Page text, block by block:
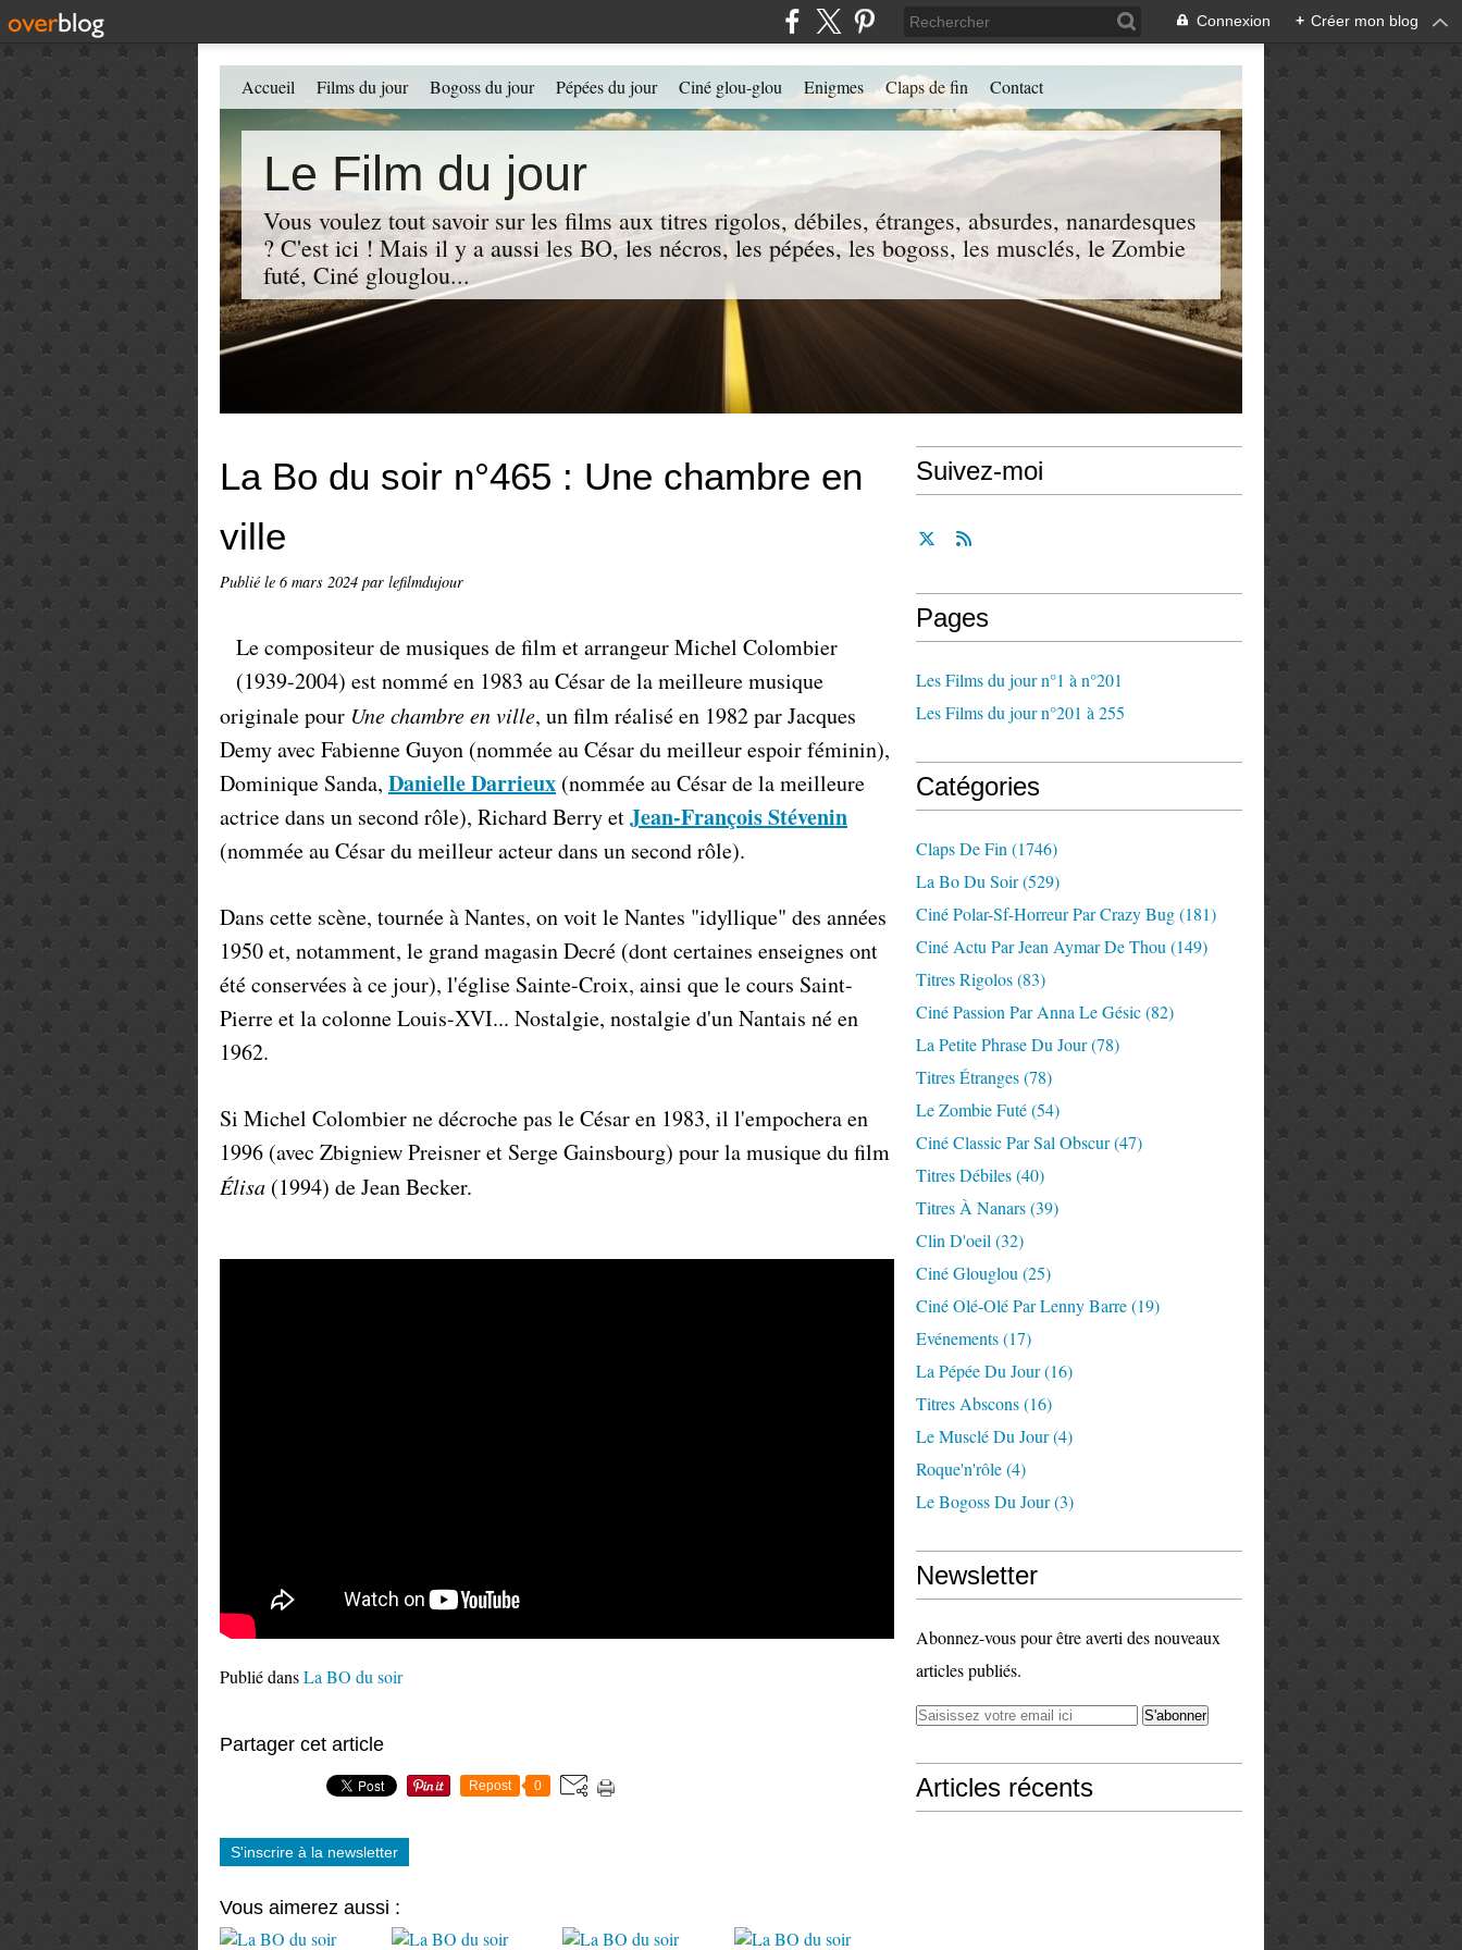
Connexion + Créer mon blog
Le Film du jour
Vous voulez tout savoir sur les films aux titres rigolos, débiles, étranges, absurdes, nanardesques
? C'est ici ! Mais il y a aussi les BO, les nécros, les pépées, les bogoss, les musclés, le Zombie
futé, Ciné glouglou...
Accueil Films du jour Bogoss du jour Pépées du jour Ciné glou-glou Enigmes Claps de fin Contact
La Bo du soir n°465 : Une chambre en
ville
Publié le 6 mars 2024 par lefilmdujour
Le compositeur de musiques de film et arrangeur Michel Colombier
(1939-2004) est nommé en 1983 au César de la meilleure musique
originale pour Une chambre en ville, un film réalisé en 1982 par Jacques
Demy avec Fabienne Guyon (nommée au César du meilleur espoir féminin),
Dominique Sanda, Danielle Darrieux (nommée au César de la meilleure
actrice dans un second rôle), Richard Berry etJean-François Stévenin
(nommée au César du meilleur acteur dans un second rôle).
Dans cette scène, tournée à Nantes, on voit le Nantes "idyllique" des années
1950 et, notamment, le grand magasin Decré (dont certaines enseignes ont
été conservées à ce jour), l'église Sainte-Croix, ainsi que le cours Saint-
Pierre et la colonne Louis-XVI... Nostalgie, nostalgie d'un Nantais né en
1962.
Si Michel Colombier ne décroche pas le César en 1983, il l'empochera en
1996 (avec Zbigniew Preisner et Serge Gainsbourg) pour la musique du film
Élisa (1994) de Jean Becker.
Publié dansLa BO du soir
Partager cet article
Repost 0
S'inscrire à la newsletter
Vous aimerez aussi :
Suivez-moi
Pages
Les Films du jour n°1 à n°201
Les Films du jour n°201 à 255
Catégories
Claps De Fin (1746)
La Bo Du Soir(529)
Ciné Polar-Sf-Horreur Par Crazy Bug(181)
Ciné Actu Par Jean Aymar De Thou (149)
Titres Rigolos(83)
Ciné Passion Par Anna Le Gésic(82)
La Petite Phrase Du Jour(78)
Titres Étranges(78)
Le Zombie Futé(54)
Ciné Classic Par Sal Obscur(47)
Titres Débiles(40)
Titres À Nanars(39)
Clin D'oeil (32)
Ciné Glouglou (25)
Ciné Olé-Olé Par Lenny Barre(19)
Evénements(17)
La Pépée Du Jour(16)
Titres Abscons(16)
Le Musclé Du Jour(4)
Roque'n'rôle(4)
Le Bogoss Du Jour(3)
Newsletter
Abonnez-vous pour être averti des nouveaux
articles publiés.
Articles récents